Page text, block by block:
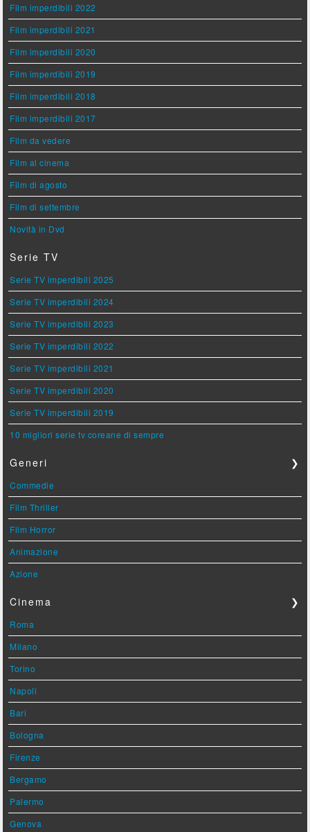
Film imperdibili 2022
Film imperdibili 2021
Film imperdibili 2020
Film imperdibili 2019
Film imperdibili 2018
Film imperdibili 2017
Film da vedere
Film al cinema
Film di agosto
Film di settembre
Novità in Dvd
Serie TV
Serie TV imperdibili 2025
Serie TV imperdibili 2024
Serie TV imperdibili 2023
Serie TV imperdibili 2022
Serie TV imperdibili 2021
Serie TV imperdibili 2020
Serie TV imperdibili 2019
10 migliori serie tv coreane di sempre
Generi ❯
Commedie
Film Thriller
Film Horror
Animazione
Azione
Cinema ❯
Roma
Milano
Torino
Napoli
Bari
Bologna
Firenze
Bergamo
Palermo
Genova